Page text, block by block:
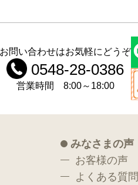
お問い合わせはお気軽にどうぞ
0548-28-0386
営業時間 8:00～18:00
みなさまの声
お客様の声
よくある質問